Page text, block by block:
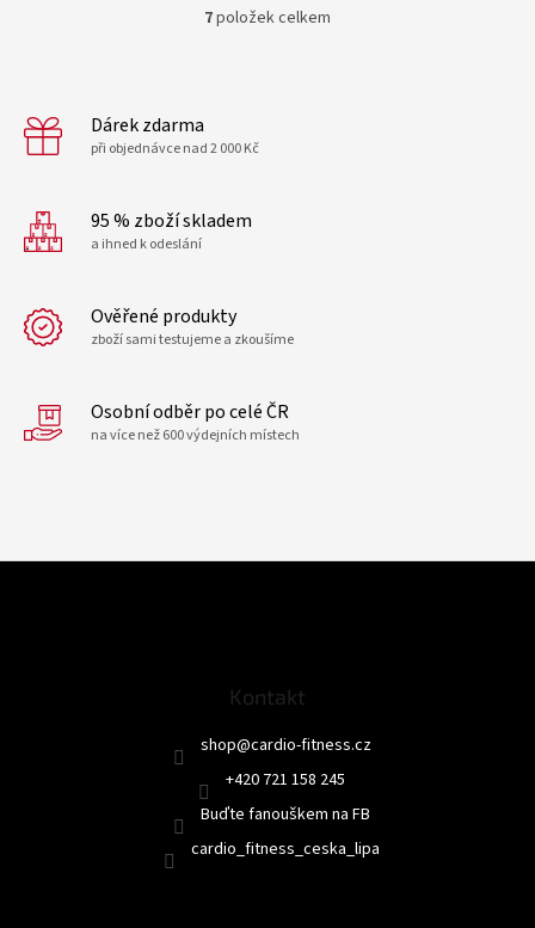
O
ý
s
u
7položek celkem
Dárek zdarma
při objednávce nad 2 000 Kč
95 % zboží skladem
a ihned k odeslání
Ověřené produkty
zboží sami testujeme a zkoušíme
Osobní odběr po celé ČR
na více než 600 výdejních místech
Kontakt
shop@cardio-fitness.cz
+420 721 158 245
Buďte fanouškem na FB
cardio_fitness_ceska_lipa